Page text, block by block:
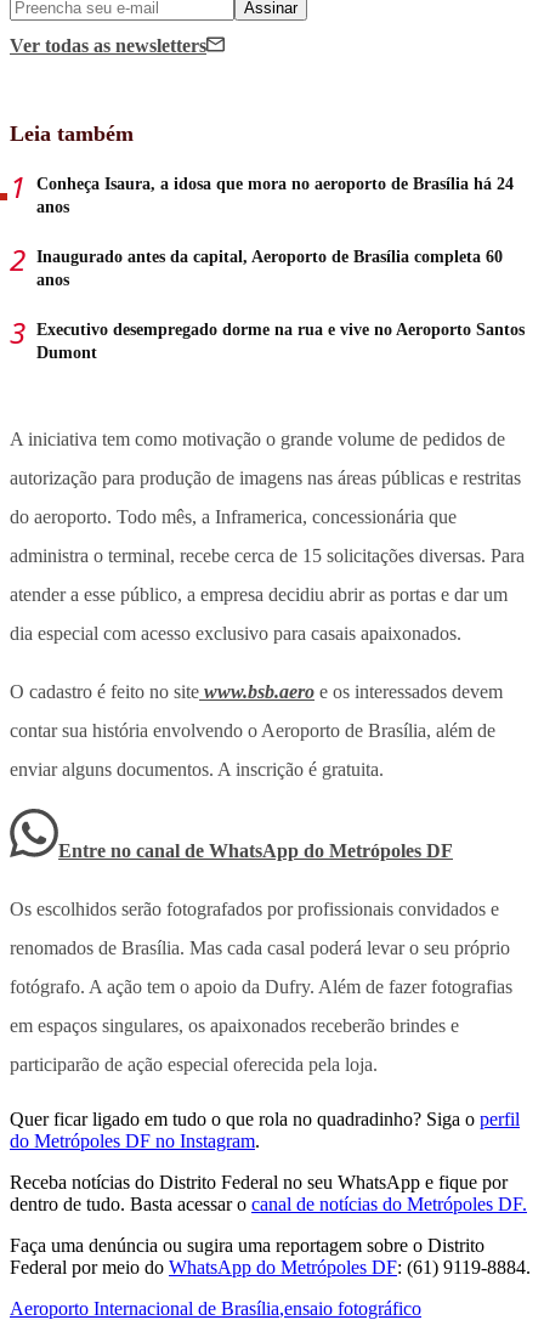
Assinar
Ver todas as newsletters
Leia também
Conheça Isaura, a idosa que mora no aeroporto de Brasília há 24
anos
Inaugurado antes da capital, Aeroporto de Brasília completa 60
anos
Executivo desempregado dorme na rua e vive no Aeroporto Santos
Dumont
A iniciativa tem como motivação o grande volume de pedidos de
autorização para produção de imagens nas áreas públicas e restritas
do aeroporto. Todo mês, a Inframerica, concessionária que
administra o terminal, recebe cerca de 15 solicitações diversas. Para
atender a esse público, a empresa decidiu abrir as portas e dar um
dia especial com acesso exclusivo para casais apaixonados.
O cadastro é feito no site www.bsb.aero e os interessados devem
contar sua história envolvendo o Aeroporto de Brasília, além de
enviar alguns documentos. A inscrição é gratuita.
Entre no canal de WhatsApp do Metrópoles DF
Os escolhidos serão fotografados por profissionais convidados e
renomados de Brasília. Mas cada casal poderá levar o seu próprio
fotógrafo. A ação tem o apoio da Dufry. Além de fazer fotografias
em espaços singulares, os apaixonados receberão brindes e
participarão de ação especial oferecida pela loja.
Quer ficar ligado em tudo o que rola no quadradinho? Siga o perfil
do Metrópoles DF no Instagram.
Receba notícias do Distrito Federal no seu WhatsApp e fique por
dentro de tudo. Basta acessar o canal de notícias do Metrópoles DF.
Faça uma denúncia ou sugira uma reportagem sobre o Distrito
Federal por meio do WhatsApp do Metrópoles DF: (61) 9119-8884.
Aeroporto Internacional de Brasília,ensaio fotográfico